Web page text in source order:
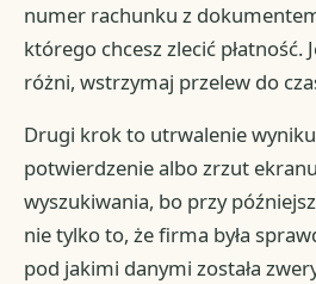
numer rachunku z
którego chcesz zlecić płatność.
różni, wstrzymaj przelew do
Drugi krok to utrwalenie
potwierdzenie albo zrzut
wyszukiwania, bo przy
nie tylko to, że firma była
pod jakimi danymi została